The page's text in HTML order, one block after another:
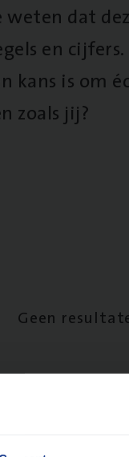
weten dat
en cijfers.
kans is om
zoals jij?
Geen